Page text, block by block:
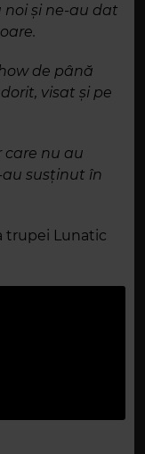
și ne-au dat
de până
visat și pe
care nu au
susținut în
trupei Lunatic